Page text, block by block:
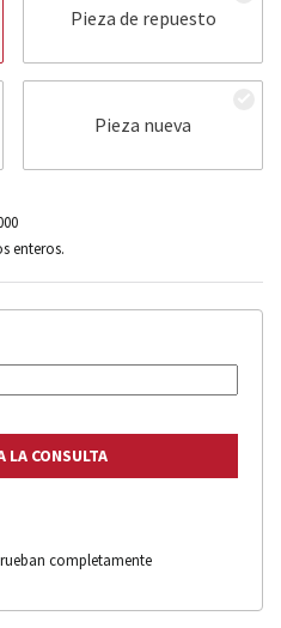
Pieza de repuesto
Pieza nueva
enteros.
completamente